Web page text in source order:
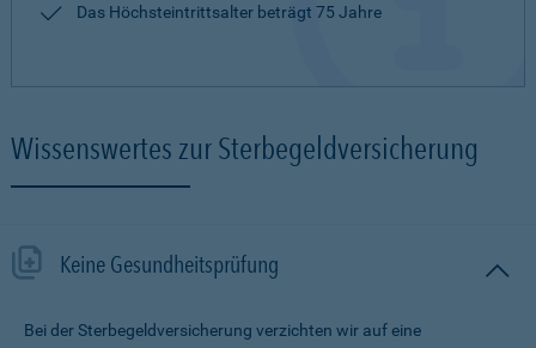
Das Höchsteintrittsalter beträgt 75 Jahre
Wissenswertes zur Sterbegeldversicherung
Keine Gesundheitsprüfung
Bei der Sterbegeldversicherung verzichten wir auf eine